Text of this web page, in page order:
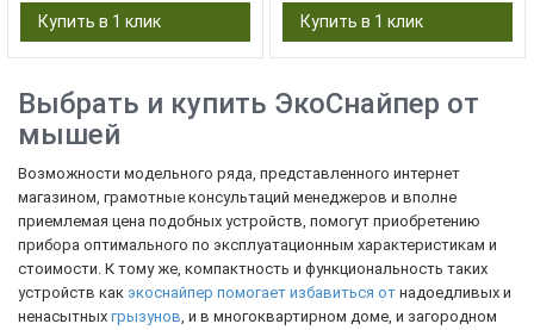
Выбрать и купить ЭкоСнайпер от
мышей
Возможности модельного ряда, представленного интернет
магазином, грамотные консультаций менеджеров и вполне
приемлемая цена подобных устройств, помогут приобретению
прибора оптимального по эксплуатационным характеристикам и
стоимости. К тому же, компактность и функциональность таких
устройств как экоснайпер помогает избавиться от надоедливых и
ненасытных грызунов, и в многоквартирном доме, и загородном